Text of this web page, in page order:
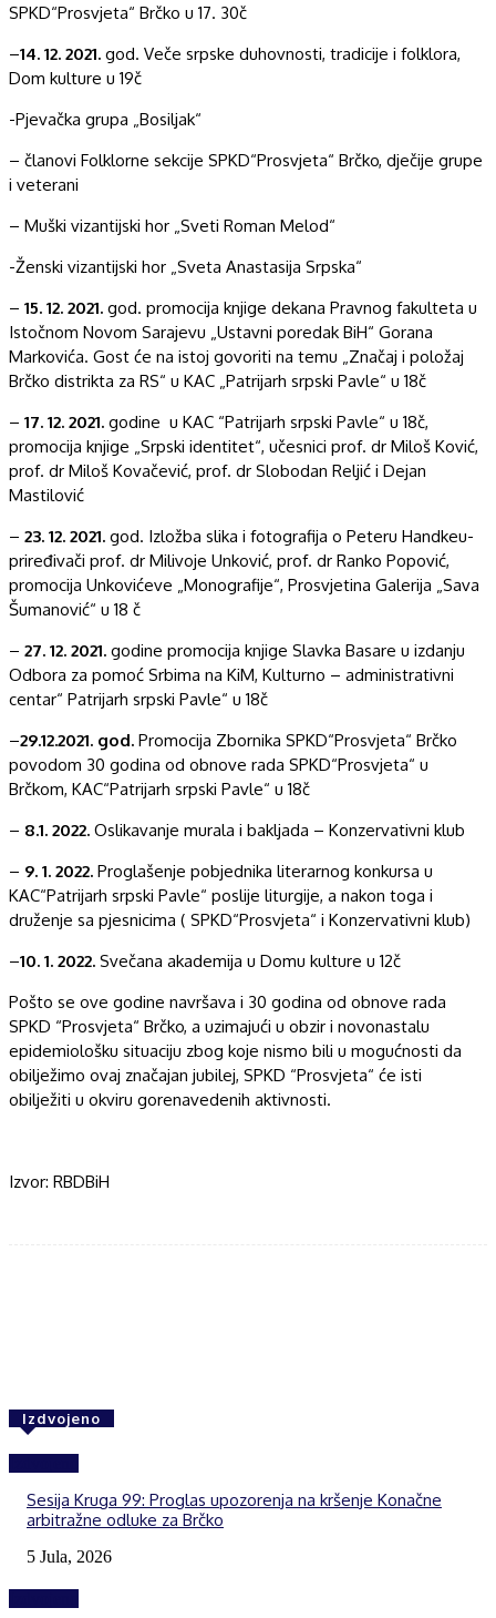
SPKD“Prosvjeta“ Brčko u 17. 30č
–14. 12. 2021. god. Veče srpske duhovnosti, tradicije i folklora,
Dom kulture u 19č
-Pjevačka grupa „Bosiljak“
– članovi Folklorne sekcije SPKD“Prosvjeta“ Brčko, dječije grupe
i veterani
– Muški vizantijski hor „Sveti Roman Melod“
-Ženski vizantijski hor „Sveta Anastasija Srpska“
– 15. 12. 2021. god. promocija knjige dekana Pravnog fakulteta u
Istočnom Novom Sarajevu „Ustavni poredak BiH“ Gorana
Markovića. Gost će na istoj govoriti na temu „Značaj i položaj
Brčko distrikta za RS“ u KAC „Patrijarh srpski Pavle“ u 18č
– 17. 12. 2021. godine u KAC “Patrijarh srpski Pavle“ u 18č,
promocija knjige „Srpski identitet“, učesnici prof. dr Miloš Ković,
prof. dr Miloš Kovačević, prof. dr Slobodan Reljić i Dejan
Mastilović
– 23. 12. 2021. god. Izložba slika i fotografija o Peteru Handkeu-
priređivači prof. dr Milivoje Unković, prof. dr Ranko Popović,
promocija Unkovićeve „Monografije“, Prosvjetina Galerija „Sava
Šumanović“ u 18 č
– 27. 12. 2021. godine promocija knjige Slavka Basare u izdanju
Odbora za pomoć Srbima na KiM, Kulturno – administrativni
centar“ Patrijarh srpski Pavle“ u 18č
–29.12.2021. god. Promocija Zbornika SPKD“Prosvjeta“ Brčko
povodom 30 godina od obnove rada SPKD“Prosvjeta“ u
Brčkom, KAC“Patrijarh srpski Pavle“ u 18č
– 8.1. 2022. Oslikavanje murala i bakljada – Konzervativni klub
– 9. 1. 2022. Proglašenje pobjednika literarnog konkursa u
KAC“Patrijarh srpski Pavle“ poslije liturgije, a nakon toga i
druženje sa pjesnicima ( SPKD“Prosvjeta“ i Konzervativni klub)
–10. 1. 2022. Svečana akademija u Domu kulture u 12č
Pošto se ove godine navršava i 30 godina od obnove rada
SPKD “Prosvjeta“ Brčko, a uzimajući u obzir i novonastalu
epidemiološku situaciju zbog koje nismo bili u mogućnosti da
obilježimo ovaj značajan jubilej, SPKD “Prosvjeta“ će isti
obilježiti u okviru gorenavedenih aktivnosti.
Izvor: RBDBiH
Izdvojeno
Sesija Kruga 99: Proglas upozorenja na kršenje Konačne
arbitražne odluke za Brčko
5 Jula, 2026